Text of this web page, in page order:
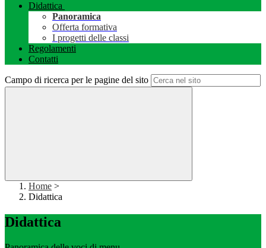
Didattica
Panoramica
Offerta formativa
I progetti delle classi
Regolamenti
Contatti
Campo di ricerca per le pagine del sito
Home >
Didattica
Didattica